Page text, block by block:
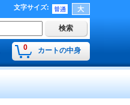
文字サイズ:
0 カートの中身